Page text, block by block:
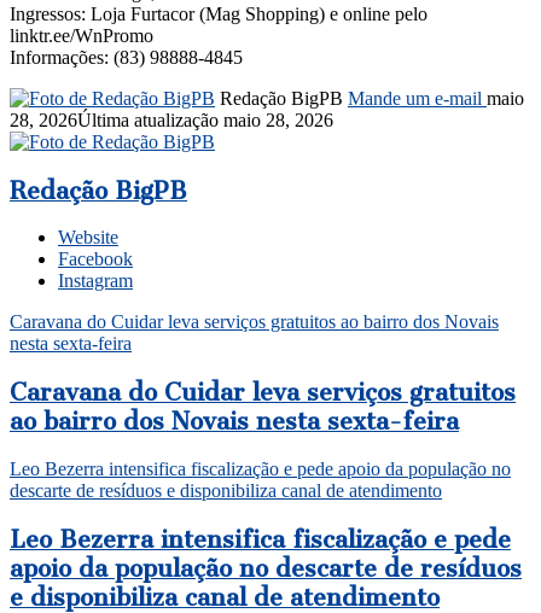
Ingressos: Loja Furtacor (Mag Shopping) e online pelo
linktr.ee/WnPromo
Informações: (83) 98888-4845
Redação BigPB Mande um e-mail maio
28, 2026Última atualização maio 28, 2026
Redação BigPB
Website
Facebook
Instagram
Caravana do Cuidar leva serviços gratuitos ao bairro dos Novais
nesta sexta-feira
Caravana do Cuidar leva serviços gratuitos
ao bairro dos Novais nesta sexta-feira
Leo Bezerra intensifica fiscalização e pede apoio da população no
descarte de resíduos e disponibiliza canal de atendimento
Leo Bezerra intensifica fiscalização e pede
apoio da população no descarte de resíduos
e disponibiliza canal de atendimento